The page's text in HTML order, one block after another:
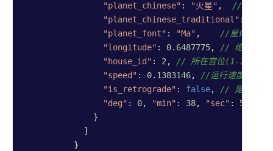
"planet_chinese" : "火星" , //星体中
"planet_chinese_traditional" :
"planet_font" : "Ma" , //星体图标
"longitude" : 0.6487775, // 绝对经度
"house_id" : 2, // 所在宫位(1-12)
"speed" : 0.1383146, //运行速度，枚举
"is_retrograde" : false, // 是否逆行
"deg" : 0, "min" : 38, "sec" : 56
              }
            ]
          }